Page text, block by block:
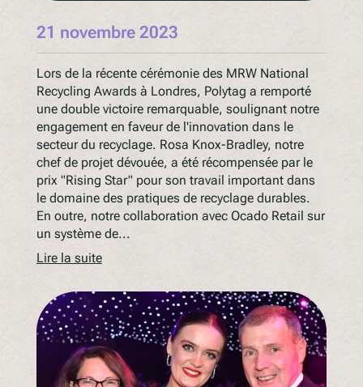
21 novembre 2023
Lors de la récente cérémonie des MRW National
Recycling Awards à Londres, Polytag a remporté
une double victoire remarquable, soulignant notre
engagement en faveur de l'innovation dans le
secteur du recyclage. Rosa Knox-Bradley, notre
chef de projet dévouée, a été récompensée par le
prix "Rising Star" pour son travail important dans
le domaine des pratiques de recyclage durables.
En outre, notre collaboration avec Ocado Retail sur
un système de...
Lire la suite